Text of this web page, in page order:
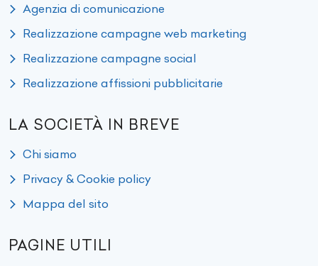
Agenzia di comunicazione
Realizzazione campagne web marketing
Realizzazione campagne social
Realizzazione affissioni pubblicitarie
LA SOCIETÀ IN BREVE
Chi siamo
Privacy & Cookie policy
Mappa del sito
PAGINE UTILI